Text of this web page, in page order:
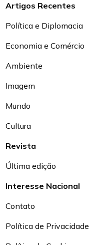
Artigos Recentes
Política e Diplomacia
Economia e Comércio
Ambiente
Imagem
Mundo
Cultura
Revista
Última edição
Interesse Nacional
Contato
Política de Privacidade